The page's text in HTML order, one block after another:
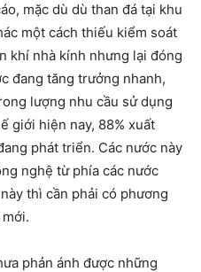
mặc dù dù than đá tại khu
một cách thiếu kiểm soát
khí nhà kính nhưng lại đóng
đang tăng trưởng nhanh,
lượng nhu cầu sử dụng
giới hiện nay, 88% xuất
phát triển. Các nước này
nghệ từ phía các nước
thì cần phải có phương
phản ánh được những